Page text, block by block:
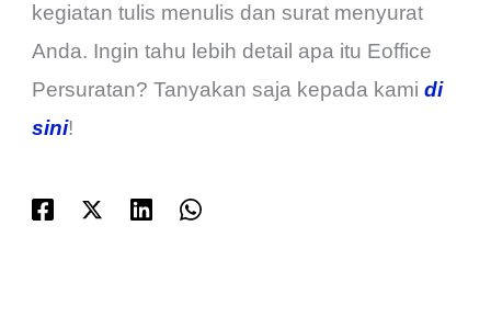
kegiatan tulis menulis dan surat menyurat
Anda. Ingin tahu lebih detail apa itu Eoffice
Persuratan? Tanyakan saja kepada kamidi
sini!